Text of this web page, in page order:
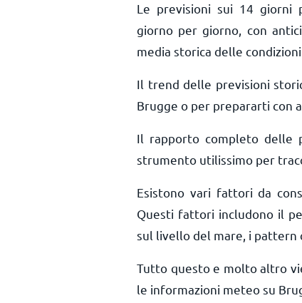
Le previsioni sui 14 giorni
giorno per giorno, con
media storica delle
Il trend delle previsioni
Brugge o per prepararti con
Il rapporto completo delle
strumento utilissimo per
Esistono vari fattori da
Questi fattori includono il
sul livello del mare, i pattern
Tutto questo e molto altro
le informazioni meteo su